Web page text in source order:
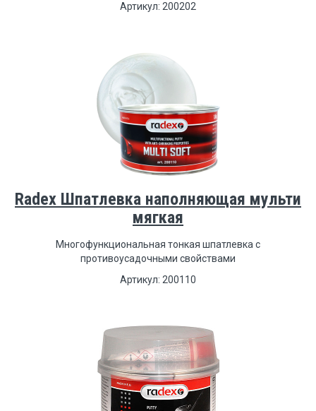
Артикул: 200202
Radex Шпатлевка наполняющая мульти
мягкая
Многофункциональная тонкая шпатлевка с
противоусадочными свойствами
Артикул: 200110